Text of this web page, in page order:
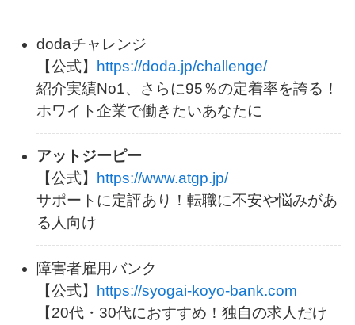
dodaチャレンジ
【公式】
https://doda.jp/challenge/
紹介実績No1、さらに95％の定着率を誇る！
ホワイト企業で働きたいあなたに
アットジーピー
【公式】
https://www.atgp.jp/
サポートに定評あり！転職に不安や悩みがあ
る人向け
障害者雇用バンク
【公式】 https://syogai-koyo-bank.com
【20代・30代におすすめ！独自の求人だけ